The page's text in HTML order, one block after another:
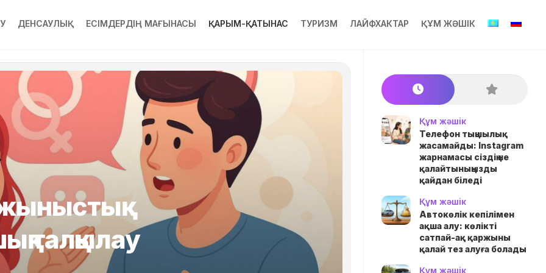
ДЕНСАУЛЫҚ ЕСІМДЕРДІҢ МАҒЫНАСЫ ҚАРЫМ-ҚАТЫНАС ТУРИЗМ ЛАЙФХАКТАР ҚҰМ ЖӘШІК
талқылау
Құм жәшік
Телефон тыңшылық
жасамайды: Instagram
жарнамасы сіздің не
қалайтыныңызды
қайдан біледі
Құм жәшік
Автокөлік кепілімен
ақша алу: көлікті
сатпай-ақ қаржыны
қалай тез алуға болады
Құм жәшік